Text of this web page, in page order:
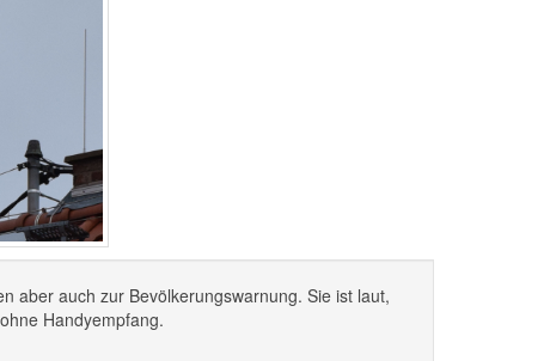
aber auch zur Bevölkerungswarnung. Sie ist laut,
Handyempfang.